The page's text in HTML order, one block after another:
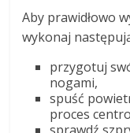
Aby prawidłowo
wykonaj
przygotuj
nogami,
spuść
proces